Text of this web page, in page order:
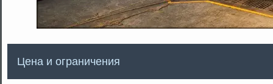
Цена и ограничения